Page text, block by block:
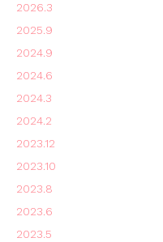
2026.3
2025.9
2024.9
2024.6
2024.3
2024.2
2023.12
2023.10
2023.8
2023.6
2023.5